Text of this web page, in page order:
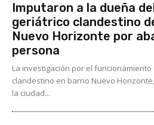
Imputaron a la dueña
geriátrico clandestino
Nuevo Horizonte por
persona
La investigación por el
clandestino en barrio Nuevo
la ciudad...